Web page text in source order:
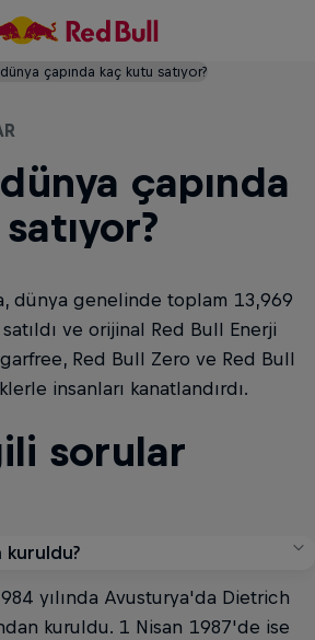
çapında kaç kutu satıyor?
çapında
dünya genelinde toplam 13,969
ve orijinal Red Bull Enerji
Red Bull Zero ve Red Bull
insanları kanatlandırdı.
sorular
kuruldu?
yılında Avusturya'da Dietrich
kuruldu. 1 Nisan 1987'de ise